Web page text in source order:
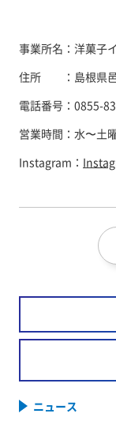
事業所名：洋菓子
住所 ：島根県邑
電話番号：0855-
営業時間：水〜土
Instagram：
ニュース